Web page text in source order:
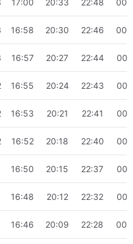
17:00 20:33 22:48
16:58 20:30 22:46
16:57 20:27 22:44
16:55 20:24 22:43
16:53 20:21 22:41
16:52 20:18 22:40
16:50 20:15 22:37
16:48 20:12 22:32
16:46 20:09 22:28